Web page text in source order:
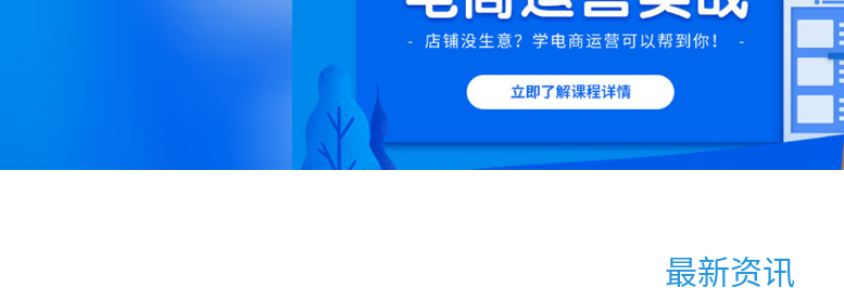
最新资讯